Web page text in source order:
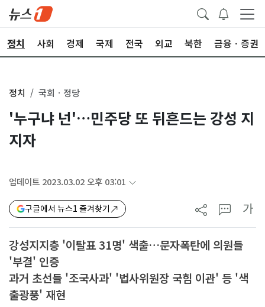
정치 사회 경제 국제 전국 외교 북한 금융ㆍ증권
정치 국회ㆍ정당
'누구냐 넌'…민주당 또 뒤흔드는 강성 지
지자
업데이트 2023.03.02 오후 03:01
구글에서 뉴스1 즐겨찾기 가
강성지지층 '이탈표 31명' 색출…문자폭탄에 의원들
'부결' 인증
과거 초선들 '조국사과' '법사위원장 국힘 이관' 등 '색
출광풍' 재현